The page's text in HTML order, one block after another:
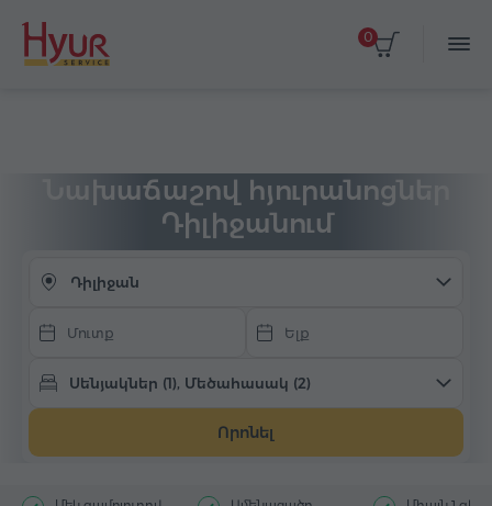
0
Նախաճաշով հյուրանոցներ
Դիլիջանում
Դիլիջան
Սենյակներ (1), Մեծահասակ (2)
Որոնել